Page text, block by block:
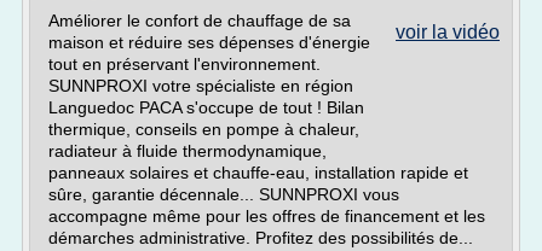
voir la vidéo
Améliorer le confort de chauffage de sa
maison et réduire ses dépenses d'énergie
tout en préservant l'environnement.
SUNNPROXI votre spécialiste en région
Languedoc PACA s'occupe de tout ! Bilan
thermique, conseils en pompe à chaleur,
radiateur à fluide thermodynamique,
panneaux solaires et chauffe-eau, installation rapide et
sûre, garantie décennale... SUNNPROXI vous
accompagne même pour les offres de financement et les
démarches administrative. Profitez des possibilités de...